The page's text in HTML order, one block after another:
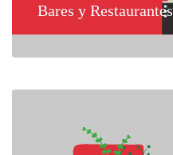
Bares y Restaurantes